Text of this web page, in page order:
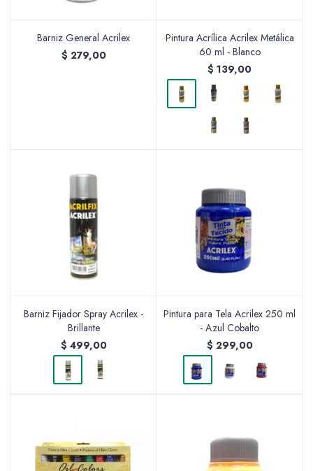
Barniz General Acrilex
$ 279,00
Pintura Acrílica Acrilex Metálica
60 ml - Blanco
$ 139,00
Barniz Fijador Spray Acrilex -
Brillante
$ 499,00
Pintura para Tela Acrilex 250 ml
- Azul Cobalto
$ 299,00